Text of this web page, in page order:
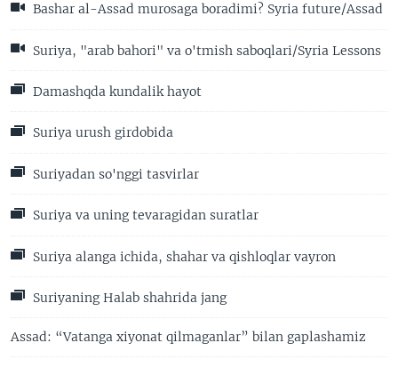
Bashar al-Assad murosaga boradimi? Syria future/Assad
Suriya, "arab bahori" va o'tmish saboqlari/Syria Lessons
Damashqda kundalik hayot
Suriya urush girdobida
Suriyadan so'nggi tasvirlar
Suriya va uning tevaragidan suratlar
Suriya alanga ichida, shahar va qishloqlar vayron
Suriyaning Halab shahrida jang
Assad: “Vatanga xiyonat qilmaganlar” bilan gaplashamiz